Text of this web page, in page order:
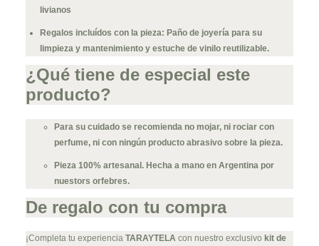
livianos
Regalos incluídos con la pieza: Paño de joyería para su
limpieza y mantenimiento y estuche de vinilo reutilizable.
¿Qué tiene de especial este
producto?
Para su cuidado se recomienda no mojar, ni rociar con
perfume, ni con ningún producto abrasivo sobre la pieza.
Pieza 100% artesanal. Hecha a mano en Argentina por
nuestors orfebres.
De regalo con tu compra
¡Completa tu experienciaTARAYTELA con nuestro exclusivo kit de